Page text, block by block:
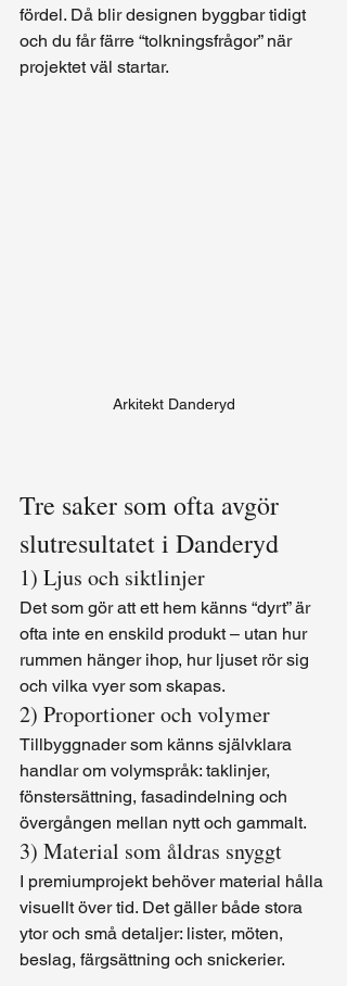
fördel. Då blir designen byggbar tidigt
och du får färre “tolkningsfrågor” när
projektet väl startar.
Arkitekt Danderyd
Tre saker som ofta avgör
slutresultatet i Danderyd
1) Ljus och siktlinjer
Det som gör att ett hem känns “dyrt” är
ofta inte en enskild produkt – utan hur
rummen hänger ihop, hur ljuset rör sig
och vilka vyer som skapas.
2) Proportioner och volymer
Tillbyggnader som känns självklara
handlar om volymspråk: taklinjer,
fönstersättning, fasadindelning och
övergången mellan nytt och gammalt.
3) Material som åldras snyggt
I premiumprojekt behöver material hålla
visuellt över tid. Det gäller både stora
ytor och små detaljer: lister, möten,
beslag, färgsättning och snickerier.